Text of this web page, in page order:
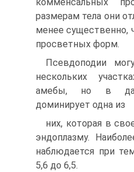
размерам тела они
менее существенно,
просветных форм.
Псевдоподии
нескольких
амебы, но в
доминирует одна из
них, которая в
эндоплазму.
наблюдается при
5,6 до 6,5.